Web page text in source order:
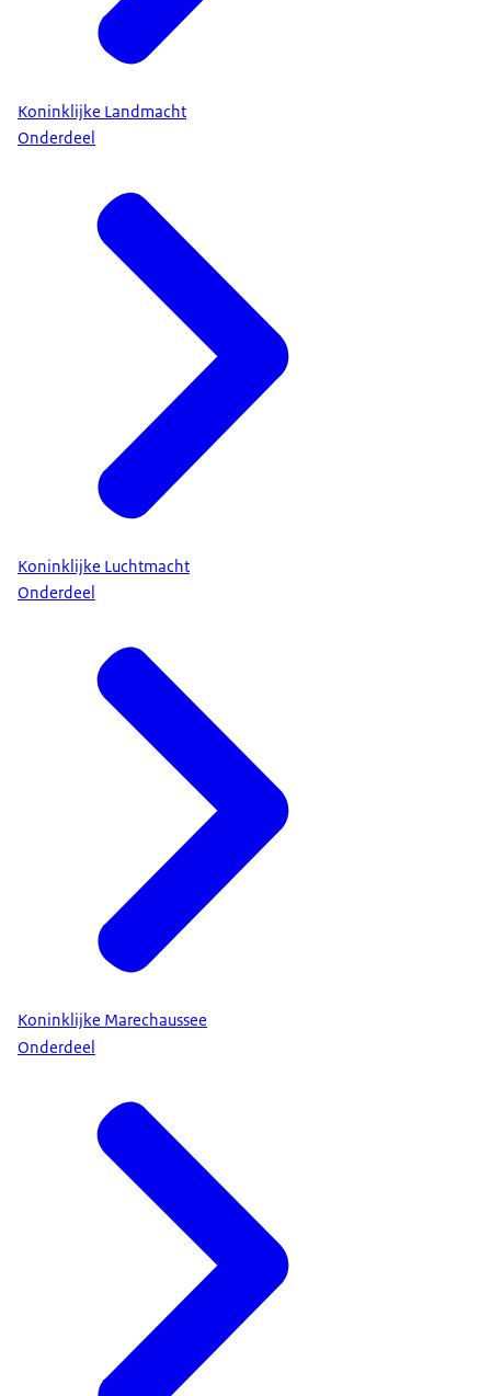
Koninklijke Landmacht
Onderdeel
Koninklijke Luchtmacht
Onderdeel
Koninklijke Marechaussee
Onderdeel